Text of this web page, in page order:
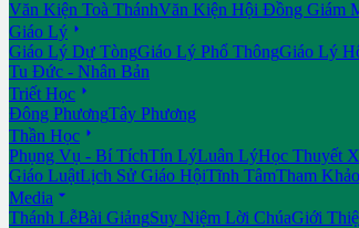
Văn Kiện Toà ThánhVăn Kiện Hội Đồng Giám
Giáo Lý 
Giáo Lý Dự TòngGiáo Lý Phổ ThôngGiáo Lý
Tu Đức - Nhân Bản
Triết Học 
Đông PhươngTây Phương
Thần Học 
Phụng Vụ - Bí TíchTín LýLuân LýHọc Thuyết
Giáo LuậtLịch Sử Giáo HộiTĩnh TâmTham Khảo
Media 
Thánh LễBài GiảngSuy Niệm Lời ChúaGiới